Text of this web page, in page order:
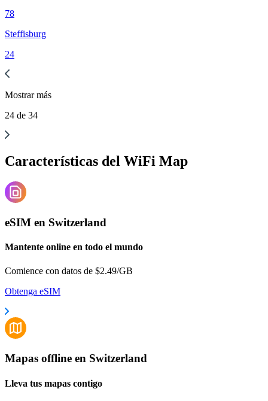
78
Steffisburg
24
Mostrar más
24 de 34
Características del WiFi Map
eSIM en Switzerland
Mantente online en todo el mundo
Comience con datos de $2.49/GB
Obtenga eSIM
Mapas offline en Switzerland
Lleva tus mapas contigo